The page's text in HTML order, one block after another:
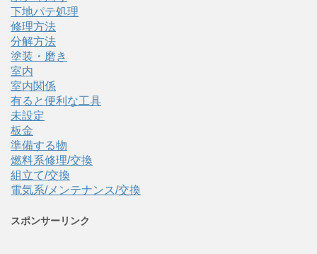
下地パテ処理
修理方法
分解方法
塗装・磨き
室内
室内関係
有ると便利な工具
未設定
板金
準備する物
燃料系修理/交換
組立て/交換
電気系/メンテナンス/交換
スポンサーリンク